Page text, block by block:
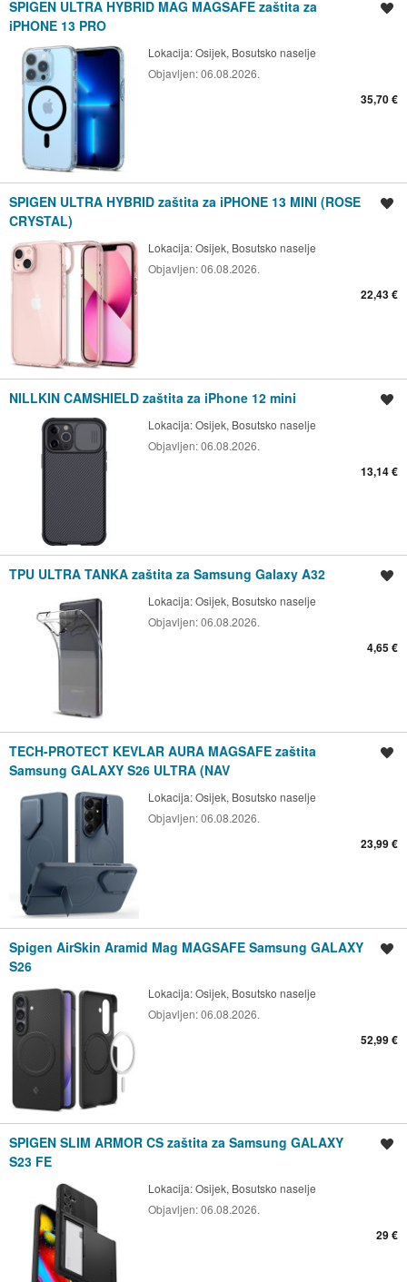
SPIGEN ULTRA HYBRID MAG MAGSAFE zaštita za
iPHONE 13 PRO
Lokacija:Osijek, Bosutsko naselje
Objavljen:06.08.2026.
35,70 €
SPIGEN ULTRA HYBRID zaštita za iPHONE 13 MINI (ROSE
CRYSTAL)
Lokacija:Osijek, Bosutsko naselje
Objavljen:06.08.2026.
22,43 €
NILLKIN CAMSHIELD zaštita za iPhone 12 mini
Lokacija:Osijek, Bosutsko naselje
Objavljen:06.08.2026.
13,14 €
TPU ULTRA TANKA zaštita za Samsung Galaxy A32
Lokacija:Osijek, Bosutsko naselje
Objavljen:06.08.2026.
4,65 €
TECH-PROTECT KEVLAR AURA MAGSAFE zaštita
Samsung GALAXY S26 ULTRA (NAV
Lokacija:Osijek, Bosutsko naselje
Objavljen:06.08.2026.
23,99 €
Spigen AirSkin Aramid Mag MAGSAFE Samsung GALAXY
S26
Lokacija:Osijek, Bosutsko naselje
Objavljen:06.08.2026.
52,99 €
SPIGEN SLIM ARMOR CS zaštita za Samsung GALAXY
S23 FE
Lokacija:Osijek, Bosutsko naselje
Objavljen:06.08.2026.
29 €